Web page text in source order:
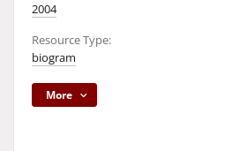
2004
Resource Type:
biogram
More